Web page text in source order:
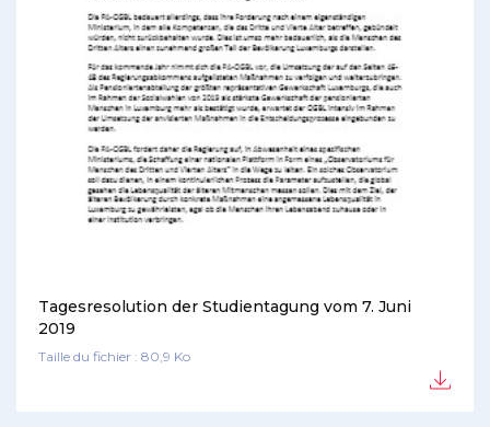
Tagesresolution der Studientagung vom 7. Juni
2019
Taille du fichier : 80,9 Ko